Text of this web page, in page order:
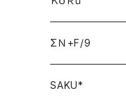
ΣＮ+F/9
SAKU*